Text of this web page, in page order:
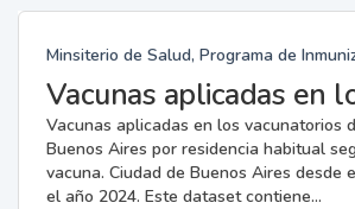
Minsiterio de Salud, Programa de
Vacunas aplicadas en los vacunatorios
Buenos Aires por residencia habitual
vacuna. Ciudad de Buenos Aires desde
el año 2024. Este dataset contiene...